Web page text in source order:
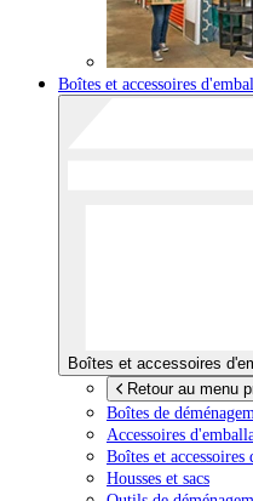
Boîtes et accessoires
Boîtes et accessoires
Retour au menu
Boîtes de
Accessoires
Boîtes et accessoires
Housses et sacs